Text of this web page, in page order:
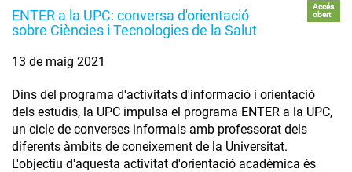
ENTER a la UPC: conversa d'orientació
sobre Ciències i Tecnologies de la Salut
Accés
obert
13 de maig 2021
Dins del programa d'activitats d'informació i orientació
dels estudis, la UPC impulsa el programa ENTER a la UPC,
un cicle de converses informals amb professorat dels
diferents àmbits de coneixement de la Universitat.
L'objectiu d'aquesta activitat d'orientació acadèmica és